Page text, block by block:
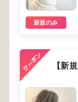
新規のみ
【新